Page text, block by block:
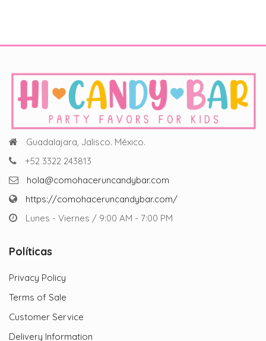
Guadalajara, Jalisco. México.
+52 3322 243813
hola@comohaceruncandybar.com
https://comohaceruncandybar.com/
Lunes - Viernes / 9:00 AM - 7:00 PM
Políticas
Privacy Policy
Terms of Sale
Customer Service
Delivery Information